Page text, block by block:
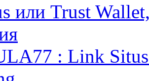
или Trust
: Link Situs